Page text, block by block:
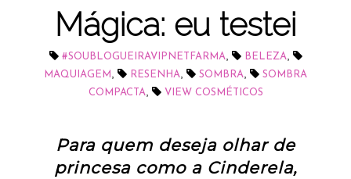
Mágica: eu testei
#SOUBLOGUEIRAVIPNETFARMA BELEZA
MAQUIAGEM RESENHA SOMBRA
SOMBRA
COMPACTA
VIEW COSMÉTICOS
Para quem deseja olhar de
princesa como a Cinderela,